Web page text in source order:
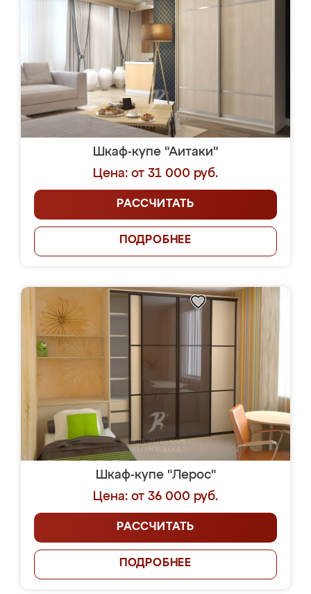
Шкаф-купе "Аитаки"
Цена: от 31 000 руб.
РАССЧИТАТЬ
ПОДРОБНЕЕ
Шкаф-купе "Лерос"
Цена: от 36 000 руб.
РАССЧИТАТЬ
ПОДРОБНЕЕ